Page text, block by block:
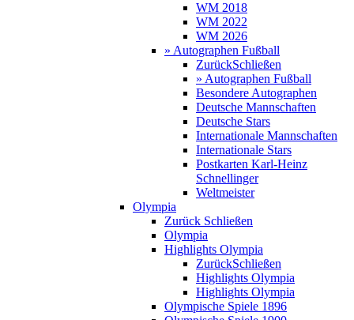
WM 2018
WM 2022
WM 2026
» Autographen Fußball
ZurückSchließen
» Autographen Fußball
Besondere Autographen
Deutsche Mannschaften
Deutsche Stars
Internationale Mannschaften
Internationale Stars
Postkarten Karl-Heinz
Schnellinger
Weltmeister
Olympia
Zurück Schließen
Olympia
Highlights Olympia
ZurückSchließen
Highlights Olympia
Highlights Olympia
Olympische Spiele 1896